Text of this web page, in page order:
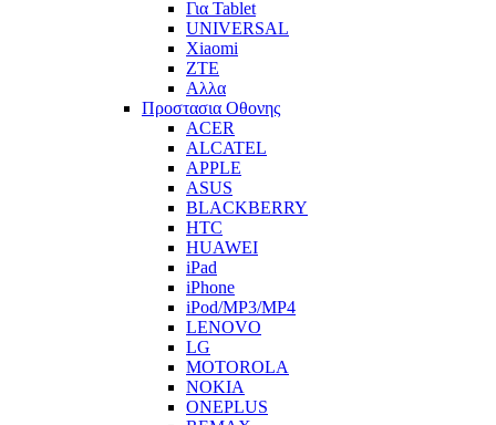
Για Tablet
UNIVERSAL
Xiaomi
ZTE
Αλλα
Προστασια Οθονης
ACER
ALCATEL
APPLE
ASUS
BLACKBERRY
HTC
HUAWEI
iPad
iPhone
iPod/MP3/MP4
LENOVO
LG
MOTOROLA
NOKIA
ONEPLUS